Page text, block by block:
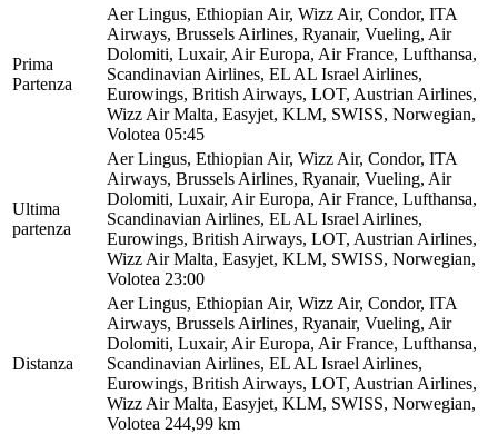
Prima
Partenza
Aer Lingus, Ethiopian Air, Wizz Air, Condor, ITA
Airways, Brussels Airlines, Ryanair, Vueling, Air
Dolomiti, Luxair, Air Europa, Air France, Lufthansa,
Scandinavian Airlines, EL AL Israel Airlines,
Eurowings, British Airways, LOT, Austrian Airlines,
Wizz Air Malta, Easyjet, KLM, SWISS, Norwegian,
Volotea 05:45
Ultima
partenza
Aer Lingus, Ethiopian Air, Wizz Air, Condor, ITA
Airways, Brussels Airlines, Ryanair, Vueling, Air
Dolomiti, Luxair, Air Europa, Air France, Lufthansa,
Scandinavian Airlines, EL AL Israel Airlines,
Eurowings, British Airways, LOT, Austrian Airlines,
Wizz Air Malta, Easyjet, KLM, SWISS, Norwegian,
Volotea 23:00
Distanza
Aer Lingus, Ethiopian Air, Wizz Air, Condor, ITA
Airways, Brussels Airlines, Ryanair, Vueling, Air
Dolomiti, Luxair, Air Europa, Air France, Lufthansa,
Scandinavian Airlines, EL AL Israel Airlines,
Eurowings, British Airways, LOT, Austrian Airlines,
Wizz Air Malta, Easyjet, KLM, SWISS, Norwegian,
Volotea 244,99 km